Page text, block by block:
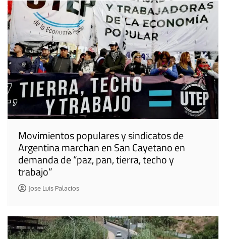
Movimientos populares y sindicatos de
Argentina marchan en San Cayetano en
demanda de “paz, pan, tierra, techo y
trabajo”
Jose Luis Palacios